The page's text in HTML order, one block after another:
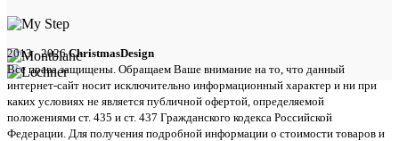
2013 - 2026ChristmasDesign
Все права защищены. Обращаем Ваше внимание на то, что данный
интернет-сайт носит исключительно информационный характер и ни при
каких условиях не является публичной офертой, определяемой
положениями ст. 435 и ст. 437 Гражданского кодекса Российской
Федерации. Для получения подробной информации о стоимости товаров и